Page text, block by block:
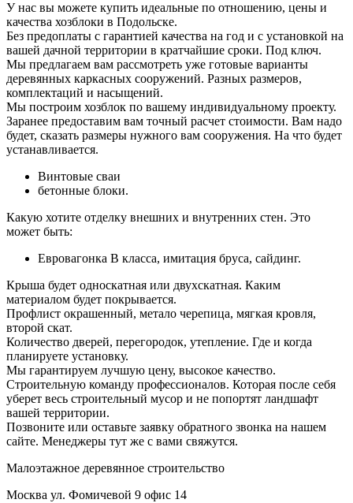
У нас вы можете купить идеальные по отношению, цены и
качества хозблоки в Подольске.
Без предоплаты с гарантией качества на год и с установкой на
вашей дачной территории в кратчайшие сроки. Под ключ.
Мы предлагаем вам рассмотреть уже готовые варианты
деревянных каркасных сооружений. Разных размеров,
комплектаций и насыщений.
Мы построим хозблок по вашему индивидуальному проекту.
Заранее предоставим вам точный расчет стоимости. Вам надо
будет, сказать размеры нужного вам сооружения. На что будет
устанавливается.
Винтовые сваи
бетонные блоки.
Какую хотите отделку внешних и внутренних стен. Это
может быть:
Евровагонка В класса, имитация бруса, сайдинг.
Крыша будет односкатная или двухскатная. Каким
материалом будет покрывается.
Профлист окрашенный, метало черепица, мягкая кровля,
второй скат.
Количество дверей, перегородок, утепление. Где и когда
планируете установку.
Мы гарантируем лучшую цену, высокое качество.
Строительную команду профессионалов. Которая после себя
уберет весь строительный мусор и не попортят ландшафт
вашей территории.
Позвоните или оставьте заявку обратного звонка на нашем
сайте. Менеджеры тут же с вами свяжутся.
Малоэтажное деревянное строительство
Москва ул. Фомичевой 9 офис 14